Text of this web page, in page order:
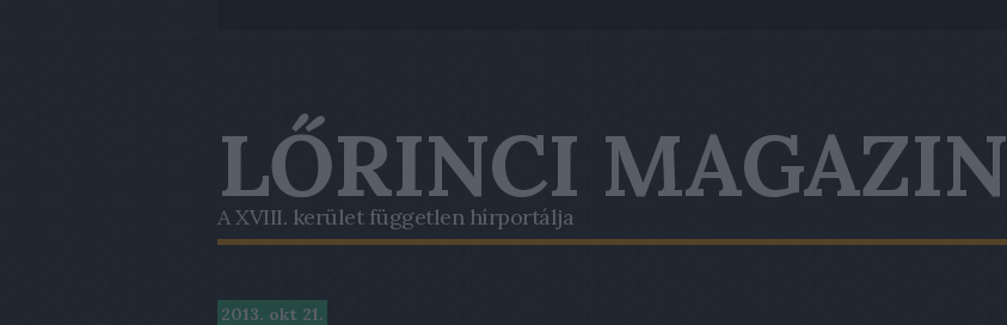
LŐRINCI MAGAZIN
A XVIII. kerület független hírportálja
2013. okt 21.